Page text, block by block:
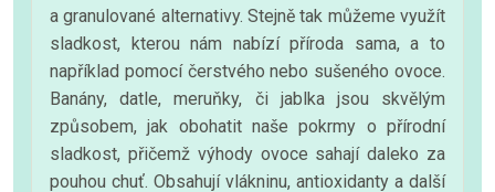
a granulované alternativy. Stejně tak můžeme využít
sladkost, kterou nám nabízí příroda sama, a to
například pomocí čerstvého nebo sušeného ovoce.
Banány, datle, meruňky, či jablka jsou skvělým
způsobem, jak obohatit naše pokrmy o přírodní
sladkost, přičemž výhody ovoce sahají daleko za
pouhou chuť. Obsahují vlákninu, antioxidanty a další